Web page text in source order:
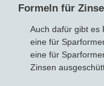
Formeln für
Auch dafür gibt es
eine für
eine für
Zinsen